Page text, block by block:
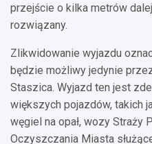
przejście o kilka metrów
rozwiązany.
Zlikwidowanie wyjazdu
będzie możliwy jedynie
Staszica. Wyjazd ten jest
większych pojazdów, takich
węgiel na opał, wozy Straży
Oczyszczania Miasta